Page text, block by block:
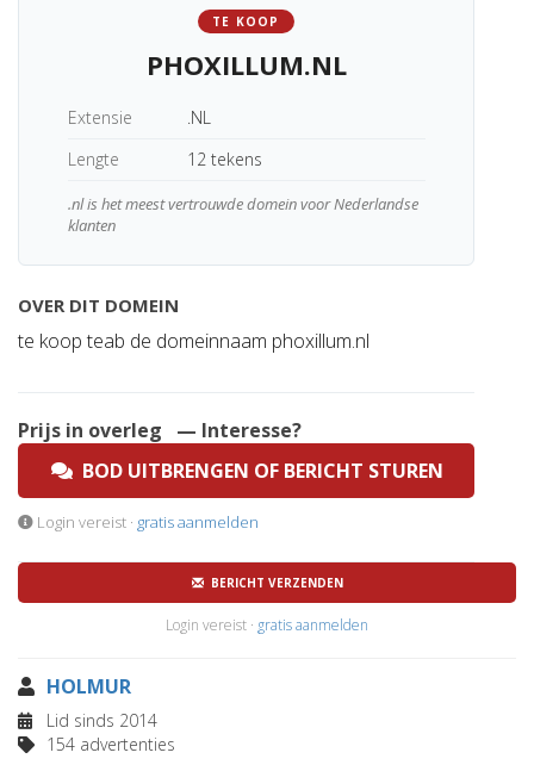
TE KOOP
PHOXILLUM.NL
Extensie
.NL
Lengte
12 tekens
.nl is het meest vertrouwde domein voor Nederlandse
klanten
OVER DIT DOMEIN
te koop teab de domeinnaam phoxillum.nl
Prijs in overleg
— Interesse?
BOD UITBRENGEN OF BERICHT STUREN
Login vereist · gratis aanmelden
BERICHT VERZENDEN
Login vereist · gratis aanmelden
HOLMUR
Lid sinds 2014
154 advertenties